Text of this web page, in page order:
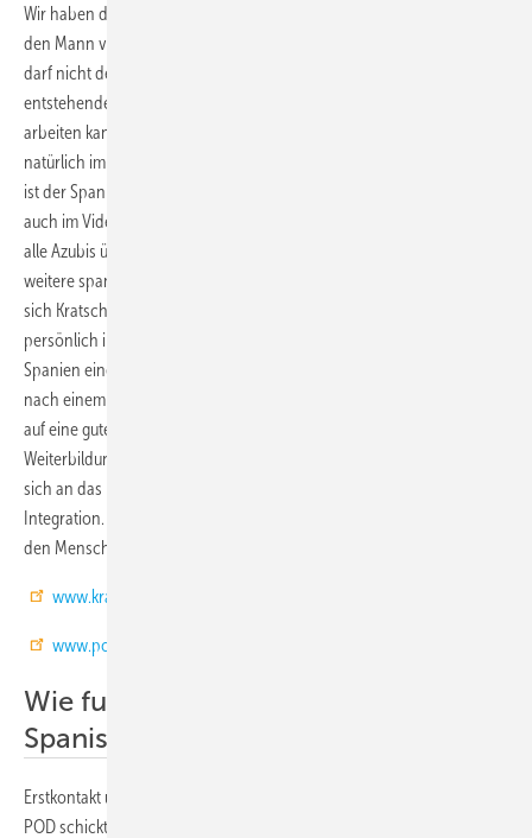
Wir haben das Know-how intern und schaffen es, nach einem Jahr
den Mann vertrauensvoll und eigenständig arbeiten zu lassen. Man
darf nicht denken, dass man sich eine billige Fachkraft züchtet. Die
entstehenden Kosten, bis der Mann verantwortungsvoll und allein
arbeiten kann, sind enorm hoch. Dieser Aufwand schlägt sich
natürlich im etwas niedrigeren Gehalt im ersten Jahr nieder. Danach
ist der Spanier den Deutschen völlig gleichgestellt, sagt Kratschmayer
auch im Video-Interview. Auch wenn Kratschmayer in diesem Jahr
alle Azubis übernehmen wird, hat das Unternehmen bereits fünf
weitere spanische Facharbeiter angefragt. Und auch diesmal lässt es
sich Kratschmayer nicht nehmen, die Kandidaten wieder vorab
persönlich in Augenschein zu nehmen. Es macht keinen Sinn, sich aus
Spanien eine kurzfristig preiswerte Lösung zu holen, die spätestens
nach einem halben Jahr wieder weg ist. Daher legen wir großen Wert
auf eine gute Betreuung außerhalb der Arbeitszeit und professionelle
Weiterbildung. Nur so bleibt der neue Mitarbeiter motiviert und bindet
sich an das Unternehmen. Das Ganze steht und fällt mit der
Integration. Fachlich bekommen sie das hin. Wir müssen immer auch
den Menschen sehen, nicht nur den Kälteanlagenbauer.
www.kratschmayer.de
www.pod-personalberatung.de
Wie funktioniert die Einstellung eines
Spanischen Mitarbeiters?
Erstkontakt über POD mit Beschreibung der Anforderungen.
POD schickt dem Auftraggeber Profile der möglichen Bewerber.